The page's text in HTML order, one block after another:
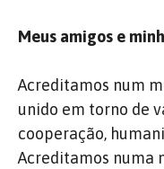
Meus amigos e
Acreditamos num
unido em torno de
cooperação,
Acreditamos numa